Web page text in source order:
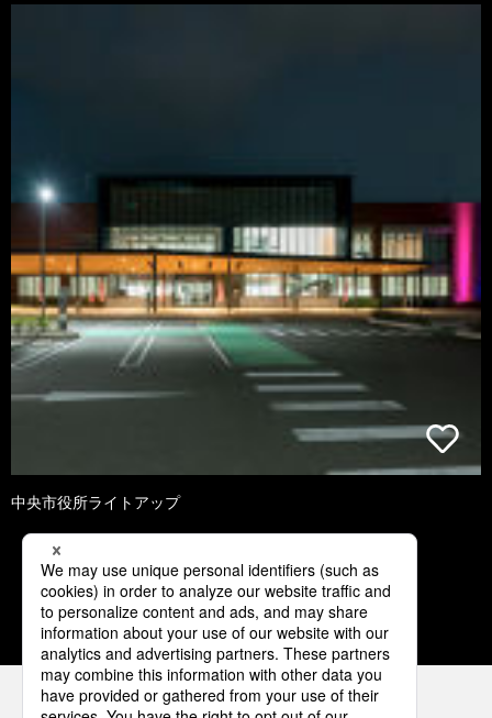
中央市役所ライトアップ
2 3 4 5 6
パナソニックの電気設備 SNSアカウント